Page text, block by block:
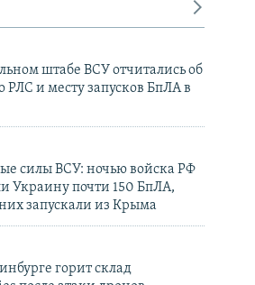
штабе ВСУ отчитались об
РЛС и месту запусков БпЛА в
силы ВСУ: ночью войска РФ
Украину почти 150 БпЛА,
запускали из Крыма
горит склад